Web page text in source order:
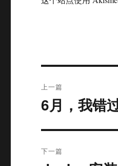
章
上一篇
上
文
6月，我错
下一篇